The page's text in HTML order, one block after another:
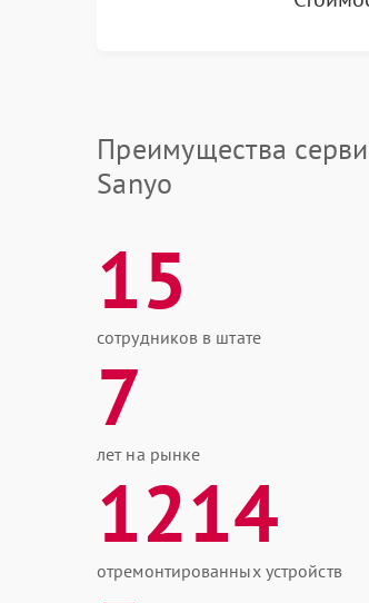
Преимущества
Sanyo
15
сотрудников в штате
7
лет на рынке
1214
отремонтированных устройств